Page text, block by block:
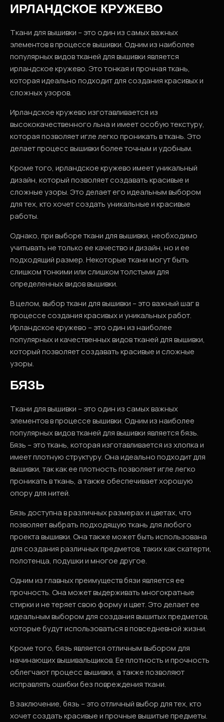
ИРЛАНДСКОЕ КРУЖЕВО
Ткани для вышивки – это один из самых важных
элементов в процессе вышивки. Одним из наиболее
популярных видов тканей для вышивки является
ирландское кружево. Это тонкая и прочная ткань,
которая идеально подходит для создания красивых и
сложных узоров.
Ирландское кружево изготавливается из
высококачественного льна и имеет особую текстуру,
которая позволяет игле легко проникать в ткань. Это
делает процесс вышивки более точным и удобным.
Кроме того, ирландское кружево имеет уникальный
дизайн, который позволяет создавать красивые и
сложные узоры. Это делает его идеальным выбором
для тех, кто хочет создать уникальные и красивые
работы.
Однако, при выборе ткани для вышивки, необходимо
учитывать не только ее качество и дизайн, но и ее
подходящий размер. Некоторые ткани могут быть
слишком тонкими или слишком толстыми для
определенных видов вышивки.
В целом, выбор ткани для вышивки – это важный шаг в
процессе создания красивых и уникальных работ.
Ирландское кружево – это один из наиболее
популярных и качественных видов тканей для вышивки,
который позволяет создавать красивые и сложные
узоры.
БЯЗЬ
Ткани для вышивки – это один из самых важных
элементов в процессе вышивки. Одним из наиболее
популярных видов тканей для вышивки является бязь.
Бязь – это ткань, которая изготавливается из хлопка и
имеет плотную структуру. Она идеально подходит для
вышивки, так как ее плотность позволяет игле легко
проникать в ткань, а также обеспечивает хорошую
опору для нитей.
Бязь доступна в различных размерах и цветах, что
позволяет выбрать подходящую ткань для любого
проекта вышивки. Она также может быть использована
для создания различных предметов, таких как скатерти,
полотенца, подушки и многое другое.
Одним из главных преимуществ бязи является ее
прочность. Она может выдерживать многократные
стирки и не теряет свою форму и цвет. Это делает ее
идеальным выбором для создания вышитых предметов,
которые будут использоваться в повседневной жизни.
Кроме того, бязь является отличным выбором для
начинающих вышивальщиков. Ее плотность и прочность
облегчают процесс вышивки, а также позволяют
исправлять ошибки без повреждения ткани.
В заключение, бязь – это отличный выбор для тех, кто
хочет создать красивые и прочные вышитые предметы.